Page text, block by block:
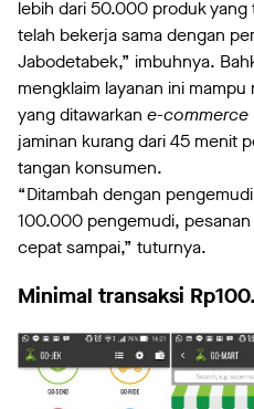
lebih dari 50.000 produk
telah bekerja sama dengan
Jabodetabek,” imbuhnya.
mengklaim layanan ini mampu
yang ditawarkan e-commerce
jaminan kurang dari 45 menit
tangan konsumen.
“Ditambah dengan
100.000 pengemudi,
cepat sampai,” tuturnya.
Minimal transaksi